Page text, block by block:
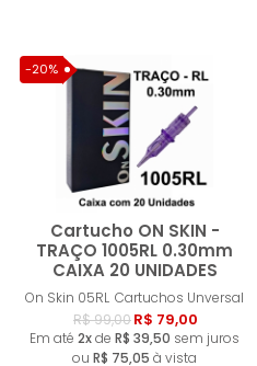
-20%
Cartucho ON SKIN -
TRAÇO 1005RL 0.30mm
CAIXA 20 UNIDADES
On Skin 05RL Cartuchos Unversal
R$ 99,00R$ 79,00
Em até 2xde R$ 39,50 sem juros
ou R$ 75,05 à vista